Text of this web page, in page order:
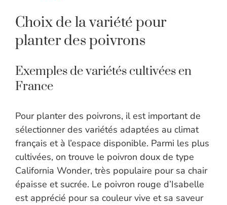
Choix de la variété pour
planter des poivrons
Exemples de variétés cultivées en
France
Pour planter des poivrons, il est important de
sélectionner des variétés adaptées au climat
français et à l’espace disponible. Parmi les plus
cultivées, on trouve le poivron doux de type
California Wonder, très populaire pour sa chair
épaisse et sucrée. Le poivron rouge d’Isabelle
est apprécié pour sa couleur vive et sa saveur